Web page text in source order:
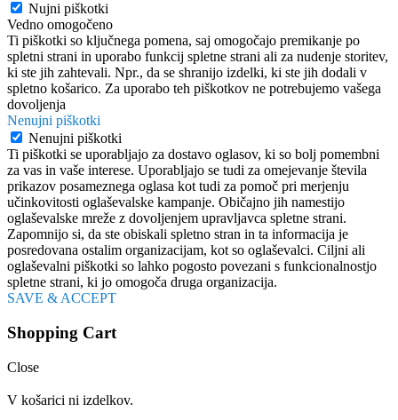
Nujni piškotki
Vedno omogočeno
Ti piškotki so ključnega pomena, saj omogočajo premikanje po
spletni strani in uporabo funkcij spletne strani ali za nudenje storitev,
ki ste jih zahtevali. Npr., da se shranijo izdelki, ki ste jih dodali v
spletno košarico. Za uporabo teh piškotkov ne potrebujemo vašega
dovoljenja
Nenujni piškotki
Nenujni piškotki
Ti piškotki se uporabljajo za dostavo oglasov, ki so bolj pomembni
za vas in vaše interese. Uporabljajo se tudi za omejevanje števila
prikazov posameznega oglasa kot tudi za pomoč pri merjenju
učinkovitosti oglaševalske kampanje. Običajno jih namestijo
oglaševalske mreže z dovoljenjem upravljavca spletne strani.
Zapomnijo si, da ste obiskali spletno stran in ta informacija je
posredovana ostalim organizacijam, kot so oglaševalci. Ciljni ali
oglaševalni piškotki so lahko pogosto povezani s funkcionalnostjo
spletne strani, ki jo omogoča druga organizacija.
SAVE & ACCEPT
Shopping Cart
Close
V košarici ni izdelkov.